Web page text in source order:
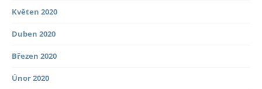
Květen 2020
Duben 2020
Březen 2020
Únor 2020